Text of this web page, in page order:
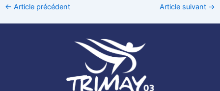
← Article précédent Article suivant →